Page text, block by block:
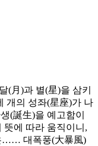
(月)과 별(星)을 삼키
개의 성좌(星座)가 나
(誕生)을 예고함이
뜻에 따라 움직이니,
…… 대폭풍(大暴風)